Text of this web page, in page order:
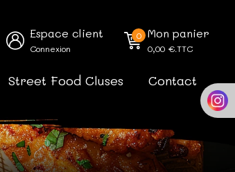
Espace client
Connexion
0 Mon panier
0,00 €.TTC
Street Food Cluses Contact